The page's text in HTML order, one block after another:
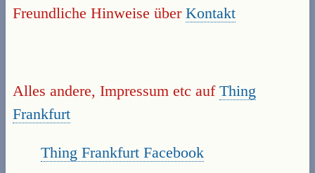
Freundliche Hinweise über Kontakt
Alles andere, Impressum etc auf Thing
Frankfurt
Thing Frankfurt Facebook